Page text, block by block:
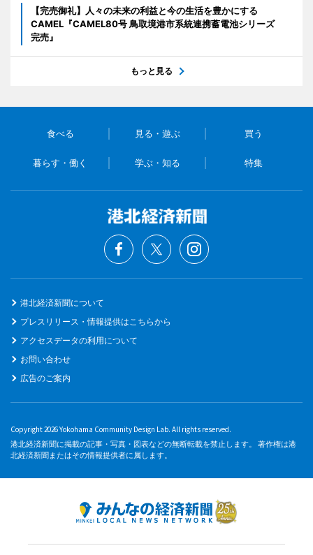
【完売御礼】人々の未来の利益と今の生活を豊かにする
CAMEL『CAMEL80号 鳥取境港市系統連携蓄電池シリーズ
完売』
もっと見る
食べる 見る・遊ぶ 買う
暮らす・働く 学ぶ・知る 特集
港北経済新聞について
プレスリリース・情報提供はこちらから
アクセスデータの利用について
お問い合わせ
広告のご案内
Copyright 2026 Yokohama Community Design Lab. All rights reserved.
港北経済新聞に掲載の記事・写真・図表などの無断転載を禁止します。 著作権は港
北経済新聞またはその情報提供者に属します。